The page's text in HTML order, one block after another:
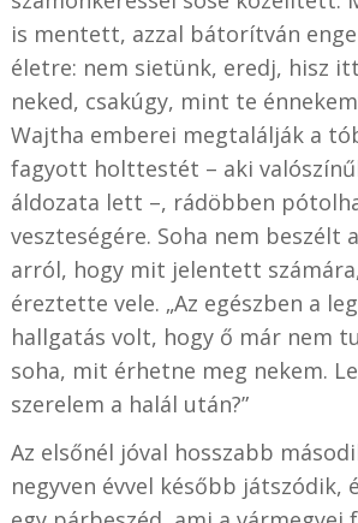
is mentett, azzal bátorítván
életre: nem sietünk, eredj, hisz
neked, csakúgy, mint te
Wajtha emberei megtalálják a
fagyott holttestét – aki
áldozata lett –, rádöbben
veszteségére. Soha nem beszélt
arról, hogy mit jelentett
éreztette vele. „Az egészben a
hallgatás volt, hogy ő már nem
soha, mit érhetne meg nekem.
szerelem a halál után?”
Az elsőnél jóval hosszabb
negyven évvel később játszódik,